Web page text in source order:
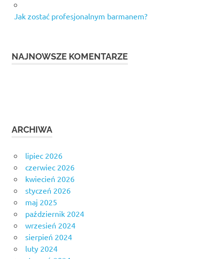
Jak zostać profesjonalnym barmanem?
NAJNOWSZE KOMENTARZE
ARCHIWA
lipiec 2026
czerwiec 2026
kwiecień 2026
styczeń 2026
maj 2025
październik 2024
wrzesień 2024
sierpień 2024
luty 2024